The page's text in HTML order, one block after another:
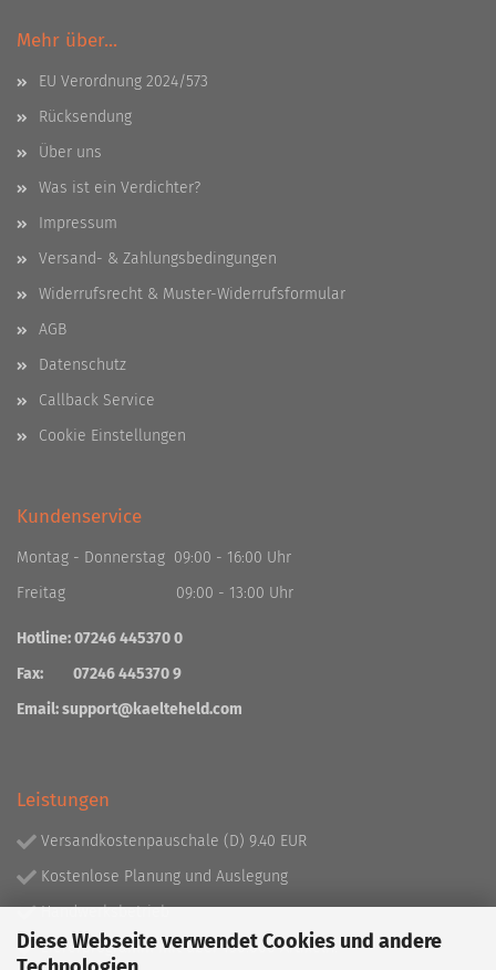
Diese Webseite verwendet Cookies und andere
Mehr über...
EU Verordnung 2024/573
Rücksendung
Über uns
Was ist ein Verdichter?
Impressum
Versand- & Zahlungsbedingungen
Widerrufsrecht & Muster-Widerrufsformular
AGB
Datenschutz
Callback Service
Cookie Einstellungen
Kundenservice
Montag - Donnerstag 09:00 - 16:00 Uhr
Freitag 09:00 - 13:00 Uhr
Hotline: 07246 445370 0
Fax: 07246 445370 9
Email:support@kaelteheld.com
Leistungen
Versandkostenpauschale (D) 9.40 EUR
Kostenlose Planung und Auslegung
Handwerksbetrieb
Lieferprogramm mit über 130.000 Artikeln!